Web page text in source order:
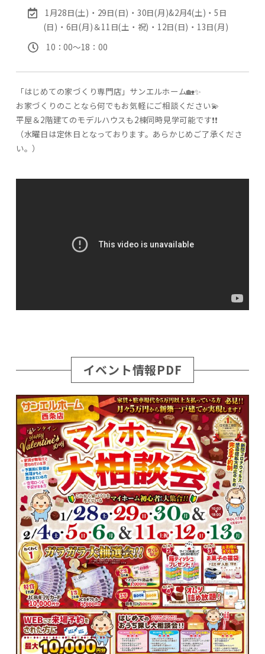
1月28日(土)・29日(日)・30日(月)&2月4(土)・5日
(日)・6日(月)＆11日(土・祝)・12日(日)・13日(月)
10：00〜18：00
「はじめての家づくり専門店」サンエルホーム🏡✨
お家づくりのことなら何でもお気軽にご相談ください💫
平屋＆2階建てのモデルハウスも2棟同時見学可能です❗❗
（水曜日は定休日となっております。あらかじめご了承くださ
い。）
イベント情報PDF